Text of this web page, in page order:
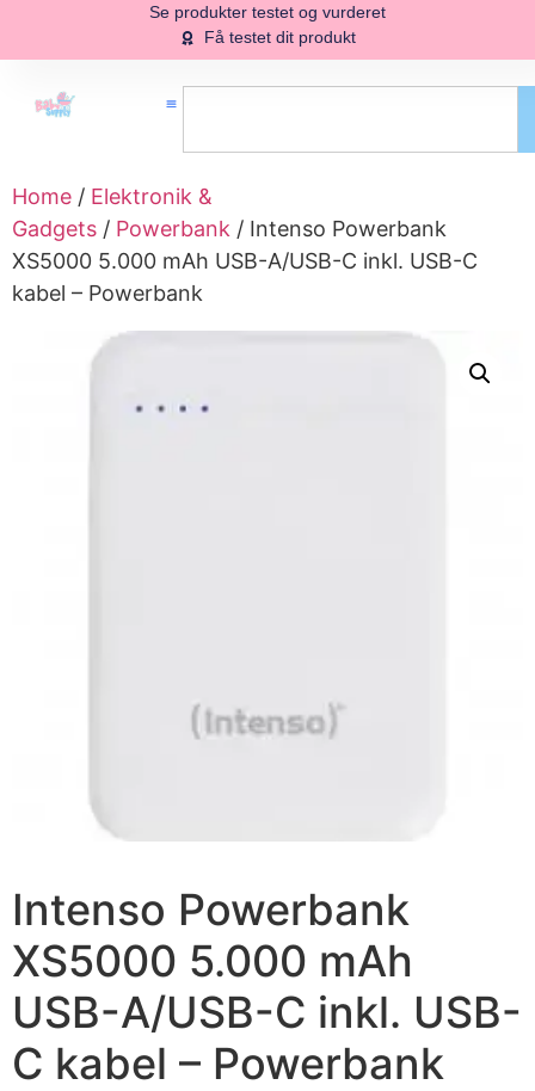
Se produkter testet og vurderet
Få testet dit produkt
Home / Elektronik &
Gadgets / Powerbank / Intenso Powerbank
XS5000 5.000 mAh USB-A/USB-C inkl. USB-C
kabel – Powerbank
Intenso Powerbank
XS5000 5.000 mAh
USB-A/USB-C inkl. USB-
C kabel – Powerbank